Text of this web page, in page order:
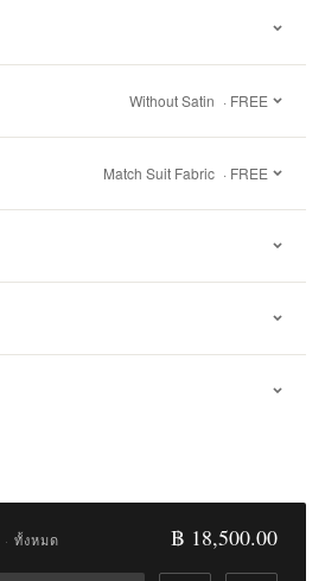
Without Satin · FREE
Match Suit Fabric · FREE
· ทั้งหมด ฿ 18,500.00